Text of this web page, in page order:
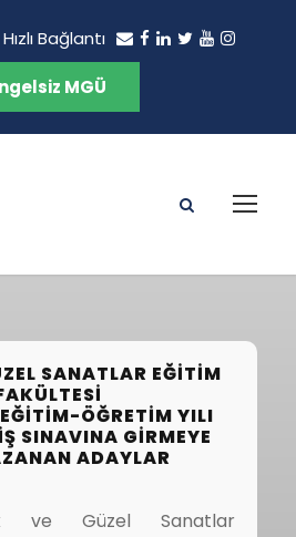
Hızlı Bağlantı
MGÜ
SANATLAR EĞITIM
ÖĞRETIM YILI
SINAVINA GIRMEYE
ADAYLAR
ve Güzel Sanatlar